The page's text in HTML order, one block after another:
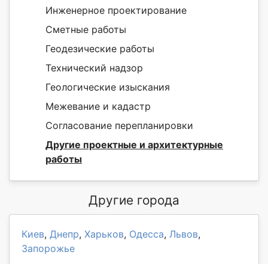
Инженерное проектирование
Сметные работы
Геодезические работы
Технический надзор
Геологические изыскания
Межевание и кадастр
Согласование перепланировки
Другие проектные и архитектурные
работы
Другие города
Киев, Днепр, Харьков, Одесса, Львов,
Запорожье